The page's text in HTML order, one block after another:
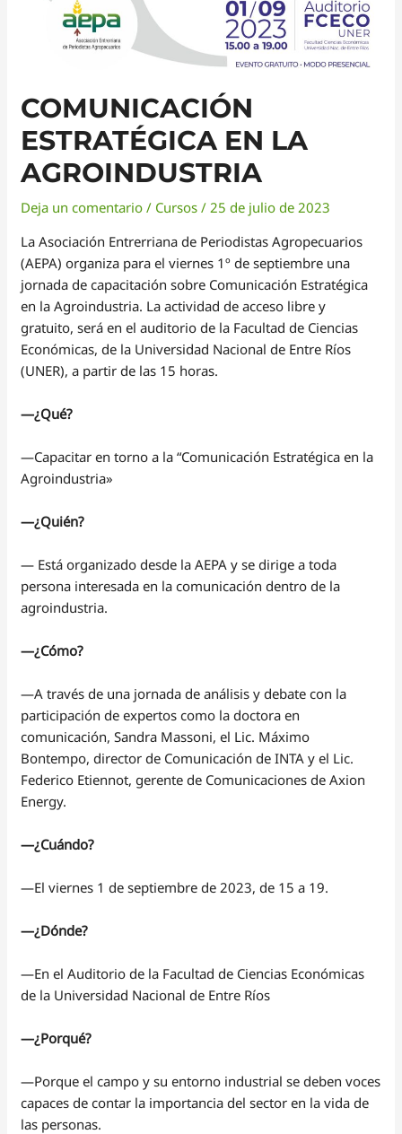
COMUNICACIÓN
ESTRATÉGICA EN LA
AGROINDUSTRIA
Deja un comentario / Cursos / 25 de julio de 2023
La Asociación Entrerriana de Periodistas Agropecuarios
(AEPA) organiza para el viernes 1º de septiembre una
jornada de capacitación sobre Comunicación Estratégica
en la Agroindustria. La actividad de acceso libre y
gratuito, será en el auditorio de la Facultad de Ciencias
Económicas, de la Universidad Nacional de Entre Ríos
(UNER), a partir de las 15 horas.
—¿Qué?
—Capacitar en torno a la “Comunicación Estratégica en la
Agroindustria»
—¿Quién?
— Está organizado desde la AEPA y se dirige a toda
persona interesada en la comunicación dentro de la
agroindustria.
—¿Cómo?
—A través de una jornada de análisis y debate con la
participación de expertos como la doctora en
comunicación, Sandra Massoni, el Lic. Máximo
Bontempo, director de Comunicación de INTA y el Lic.
Federico Etiennot, gerente de Comunicaciones de Axion
Energy.
—¿Cuándo?
—El viernes 1 de septiembre de 2023, de 15 a 19.
—¿Dónde?
—En el Auditorio de la Facultad de Ciencias Económicas
de la Universidad Nacional de Entre Ríos
—¿Porqué?
—Porque el campo y su entorno industrial se deben voces
capaces de contar la importancia del sector en la vida de
las personas.